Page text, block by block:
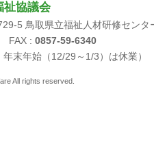
祉協議会
5 鳥取県立福祉人材研修センタ
FAX : 0857-59-6340
末年始（12/29～1/3）は休業）
All rights reserved.